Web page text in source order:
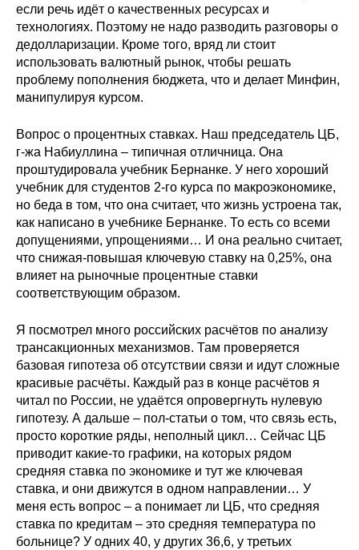
если речь идёт о качественных ресурсах и
технологиях. Поэтому не надо разводить разговоры о
дедолларизации. Кроме того, вряд ли стоит
использовать валютный рынок, чтобы решать
проблему пополнения бюджета, что и делает Минфин,
манипулируя курсом.
Вопрос о процентных ставках. Наш председатель ЦБ,
г-жа Набиуллина – типичная отличница. Она
проштудировала учебник Бернанке. У него хороший
учебник для студентов 2-го курса по макроэкономике,
но беда в том, что она считает, что жизнь устроена так,
как написано в учебнике Бернанке. То есть со всеми
допущениями, упрощениями… И она реально считает,
что снижая-повышая ключевую ставку на 0,25%, она
влияет на рыночные процентные ставки
соответствующим образом.
Я посмотрел много российских расчётов по анализу
трансакционных механизмов. Там проверяется
базовая гипотеза об отсутствии связи и идут сложные
красивые расчёты. Каждый раз в конце расчётов я
читал по России, не удаётся опровергнуть нулевую
гипотезу. А дальше – пол-статьи о том, что связь есть,
просто короткие ряды, неполный цикл… Сейчас ЦБ
приводит какие-то графики, на которых рядом
средняя ставка по экономике и тут же ключевая
ставка, и они движутся в одном направлении… У
меня есть вопрос – а понимает ли ЦБ, что средняя
ставка по кредитам – это средняя температура по
больнице? У одних 40, у других 36,6, у третьих